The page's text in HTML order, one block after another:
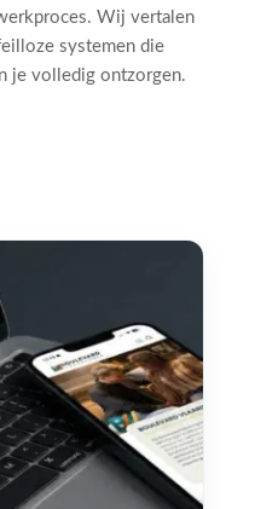
Wij vertalen
systemen die
je volledig ontzorgen.